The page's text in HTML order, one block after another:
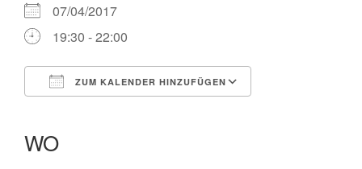
07/04/2017
19:30 - 22:00
ZUM KALENDER HINZUFÜGEN
WO